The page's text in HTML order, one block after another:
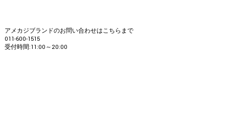
アメカジブランドのお問い合わせはこちらまで
011-600-1515
受付時間:11:00～20:00